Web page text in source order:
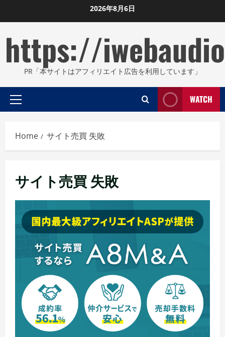
to
2026年8月6日
https://
PR「本サイトはアフィリエイト広告を利用しています」
Primary
WATCH
Home サイト売買 失敗
サイト売買 失敗